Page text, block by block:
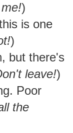
)
is one
)
but there's
leave!)
Poor
the